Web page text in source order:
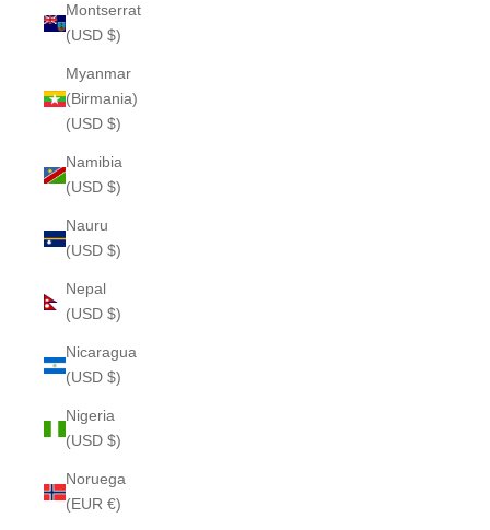
Montserrat
(USD $)
Myanmar
(Birmania)
(USD $)
Namibia
(USD $)
Nauru
(USD $)
Nepal
(USD $)
Nicaragua
(USD $)
Nigeria
(USD $)
Noruega
(EUR €)